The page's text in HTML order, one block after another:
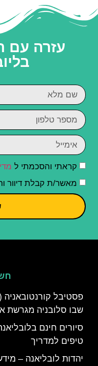
עזרה עם
קראתי והסכמתי ל
מאשר/ת קבלת דיוור
שבו סלובניה מגרשת
סיורים חינם
טיפים למדריך
יהדות לובליאנה –